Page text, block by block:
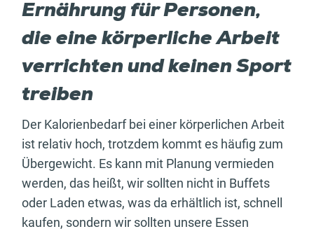
Ernährung für Personen,
die eine körperliche Arbeit
verrichten und keinen Sport
treiben
Der Kalorienbedarf bei einer körperlichen Arbeit
ist relativ hoch, trotzdem kommt es häufig zum
Übergewicht. Es kann mit Planung vermieden
werden, das heißt, wir sollten nicht in Buffets
oder Laden etwas, was da erhältlich ist, schnell
kaufen, sondern wir sollten unsere Essen